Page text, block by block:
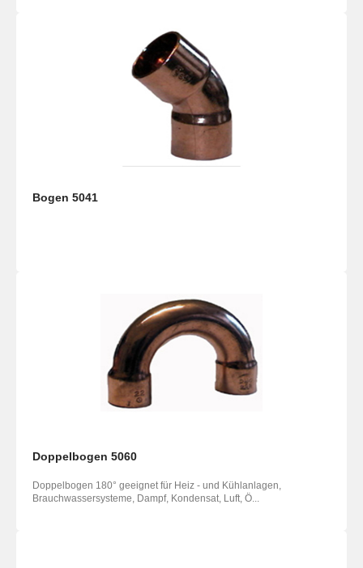
Bogen 5041
Doppelbogen 5060
Doppelbogen 180° geeignet für Heiz - und Kühlanlagen,
Brauchwassersysteme, Dampf, Kondensat, Luft, Ö...